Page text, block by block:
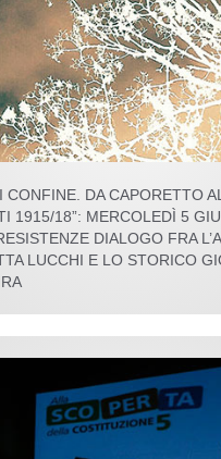
CONFINE. DA CAPORETTO
1915/18”: MERCOLEDÌ 5
DIALOGO FRA
LUCCHI E LO STORICO